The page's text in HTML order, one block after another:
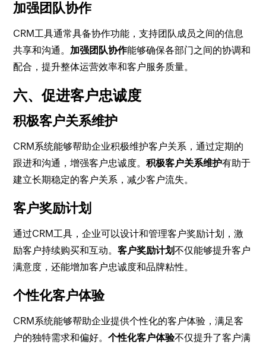
加强团队协作
CRM工具通常具备协作功能，支持团队成员之间的信息
共享和沟通。 加强团队协作能够确保各部门之间的协调和
配合，提升整体运营效率和客户服务质量。
六、促进客户忠诚度
积极客户关系维护
CRM系统能够帮助企业积极维护客户关系，通过定期的
跟进和沟通，增强客户忠诚度。积极客户关系维护有助于
建立长期稳定的客户关系，减少客户流失。
客户奖励计划
通过CRM工具，企业可以设计和管理客户奖励计划，激
励客户持续购买和互动。客户奖励计划不仅能够提升客户
满意度，还能增加客户忠诚度和品牌粘性。
个性化客户体验
CRM系统能够帮助企业提供个性化的客户体验，满足客
户的独特需求和偏好。个性化客户体验不仅提升了客户满